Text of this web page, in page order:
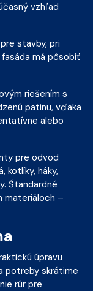
vzhľad
stavby, pri
má pôsobiť
riešením s
patinu, vďaka
alebo
pre odvod
kotlíky, háky,
Štandardné
materiáloch –
úpravu
potreby skrátime
rúr pre